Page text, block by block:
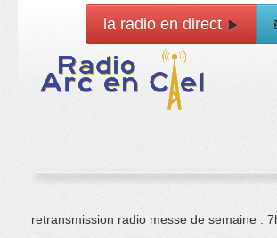
la radio en direct
Accueil
Emissions
retransmission radio messe de semaine :